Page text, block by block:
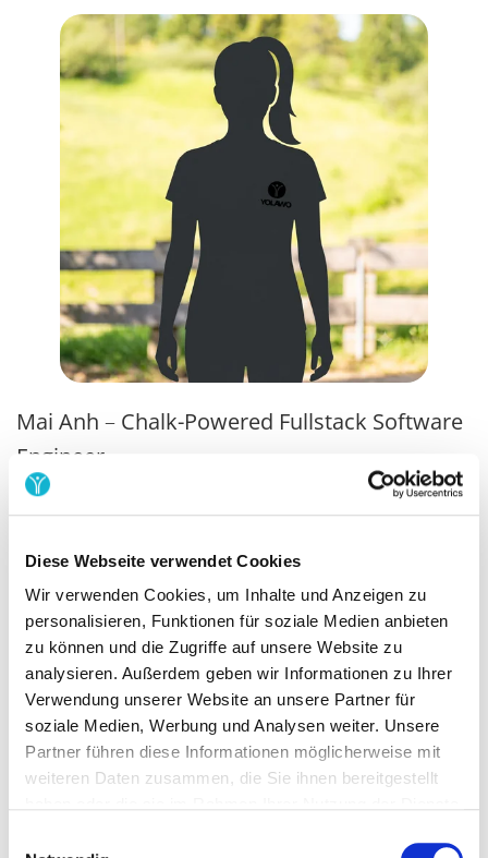
Diese Webseite verwendet Cookies
Wir verwenden Cookies, um Inhalte und Anzeigen zu
personalisieren, Funktionen für soziale Medien anbieten
zu können und die Zugriffe auf unsere Website zu
analysieren. Außerdem geben wir Informationen zu Ihrer
Verwendung unserer Website an unsere Partner für
soziale Medien, Werbung und Analysen weiter. Unsere
Partner führen diese Informationen möglicherweise mit
weiteren Daten zusammen, die Sie ihnen bereitgestellt
Mai Anh – Chalk-Powered Fullstack Software
Engineer
„Code am Tag, Klettern danach“